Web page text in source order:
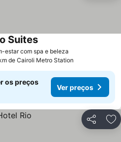
estar com spa e beleza
Suites
de Cairoli Metro Station
os preços
Ver preços
Partilhar